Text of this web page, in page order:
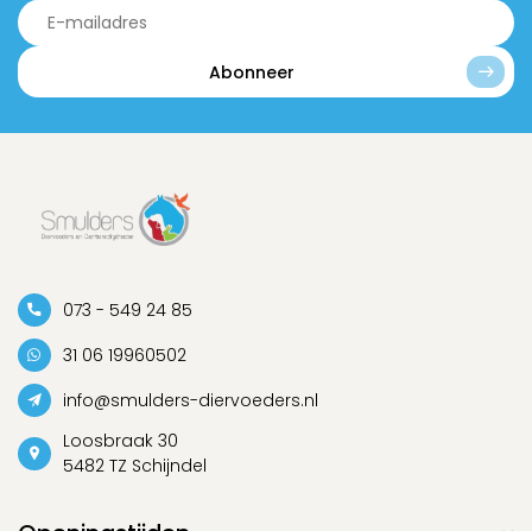
Abonneer
073 - 549 24 85
31 06 19960502
info@smulders-diervoeders.nl
Loosbraak 30
5482 TZ Schijndel